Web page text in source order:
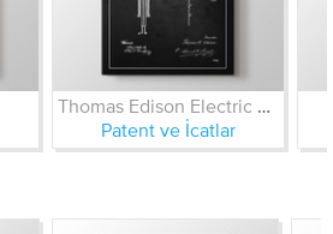
Thomas Edison Electric Lamp Patent
Patent ve İcatlar